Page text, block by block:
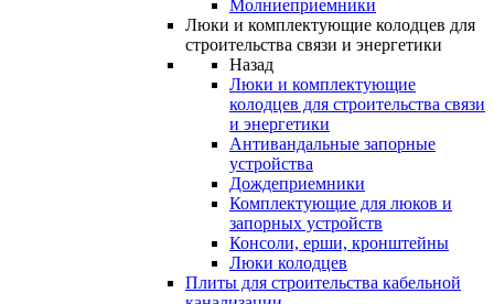
Молниеприемники
Люки и комплектующие колодцев для
строительства связи и энергетики
Назад
Люки и комплектующие
колодцев для строительства связи
и энергетики
Антивандальные запорные
устройства
Дождеприемники
Комплектующие для люков и
запорных устройств
Консоли, ерши, кронштейны
Люки колодцев
Плиты для строительства кабельной